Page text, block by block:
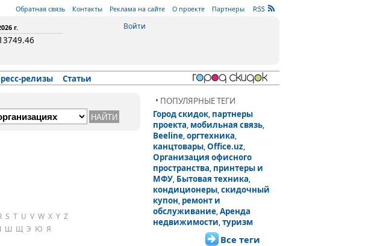
Партнеры
О проекте
Реклама на сайте
Контакты
Обратная связь
Войти
г.
релизы Статьи
• ПОПУЛЯРНЫЕ ТЕГИ
Город скидок, партнеры
проекта, мобильная связь,
Beeline,оргтехника,
канцтовары,Office.uz,
Организация офисного
пространства, принтеры и
МФУ, Бытовая техника,
кондиционеры,скидочный
купон, ремонт и
обслуживание,Аренда
недвижимости,туризм
Все теги
S T U V W X Y Z
Ш Щ Э Ю Я